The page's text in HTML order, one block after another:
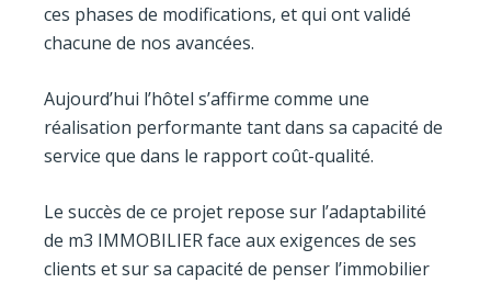
ces phases de modifications, et qui ont validé
chacune de nos avancées.
Aujourd’hui l’hôtel s’affirme comme une
réalisation performante tant dans sa capacité de
service que dans le rapport coût-qualité.
Le succès de ce projet repose sur l’adaptabilité
de m3 IMMOBILIER face aux exigences de ses
clients et sur sa capacité de penser l’immobilier